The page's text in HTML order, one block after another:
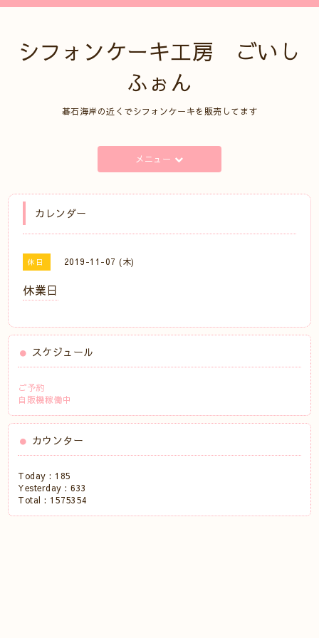
シフォンケーキ工房 ごいし
ふぉん
碁石海岸の近くでシフォンケーキを販売してます
メニュー
カレンダー
休日 2019-11-07 (木)
休業日
スケジュール
ご予約
自販機稼働中
カウンター
Today : 185
Yesterday :633
Total : 1575354